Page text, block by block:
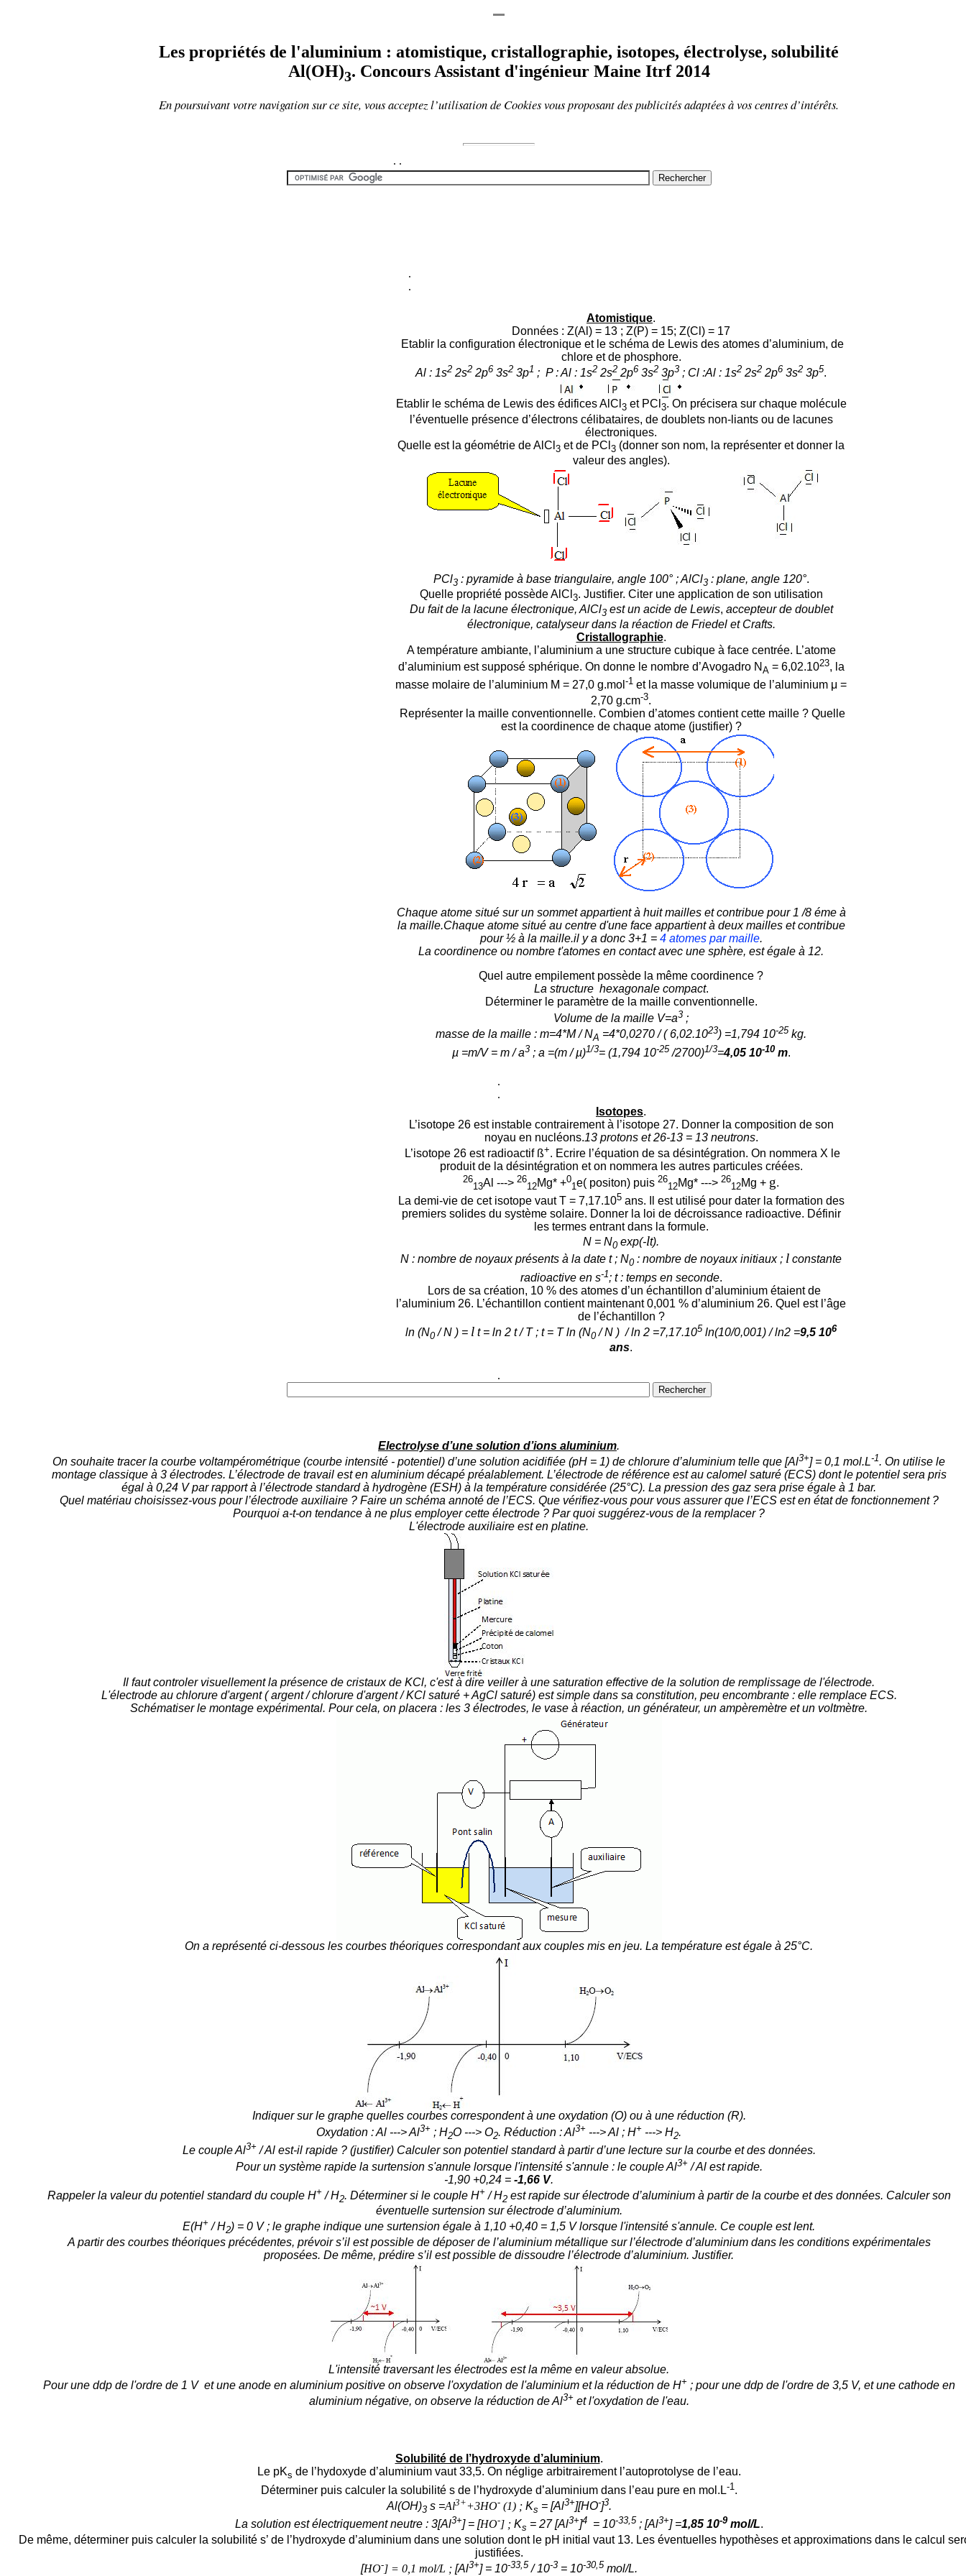
Les propriétés de l'aluminium : atomistique, cristallographie, isotopes, électrolyse, solubilité
Al(OH)3. Concours Assistant d'ingénieur Maine Itrf 2014
En poursuivant votre navigation sur ce site, vous acceptez l’utilisation de Cookiesvous proposantdes publicités adaptées à vos centres d’intérêts.
. .
.
.
Atomistique.
Données : Z(Al) = 13 ; Z(P) = 15; Z(Cl) = 17
Etablir la configuration électronique et le schéma de Lewis des atomes d’aluminium, de
chlore et de phosphore.
Al : 1s2 2s2 2p6 3s2 3p1 ; P :Al : 1s2 2s2 2p6 3s2 3p3 ; Cl :Al : 1s2 2s2 2p6 3s2 3p5.
Etablir le schéma de Lewis des édifices AlCl 3et PCl 3. On précisera sur chaque molécule
l’éventuelle présence d’électrons célibataires, de doublets non-liants ou de lacunes
électroniques.
Quelle est la géométrie de AlCl 3 et de PCl 3 (donner son nom, la représenter et donner la
valeur des angles).
PCl3: pyramide à base triangulaire, angle 100° ; AlCl3: plane, angle 120°.
Quelle propriété possède AlCl 3. Justifier. Citer une application de son utilisation
Du fait de la lacune électronique, AlCl3est un acide de Lewis, accepteur de doublet
électronique, catalyseur dans la réaction de Friedel et Crafts.
Cristallographie.
A température ambiante, l’aluminium a une structure cubique à face centrée. L’atome
d’aluminium est supposé sphérique. On donne le nombre d’Avogadro N A = 6,02.1023, la
masse molaire de l’aluminium M = 27,0 g.mol -1 et la masse volumique de l’aluminium μ =
2,70 g.cm-3.
Représenter la maille conventionnelle. Combien d’atomes contient cette maille ? Quelle
est la coordinence de chaque atome (justifier) ?
Chaque atome situé sur un sommet appartient à huit mailles et contribue pour 1 /8 éme à
la maille.Chaque atome situé au centre d'une face appartient à deux mailles et contribue
pour ½ à la maille.il y a donc 3+1 = 4 atomes par maille.
La coordinence ou nombre t'atomes en contact avec une sphère, est égale à 12.
Quel autre empilement possède la même coordinence ?
La structure hexagonale compact.
Déterminer le paramètre de la maille conventionnelle.
Volume de la maille V=a3 ;
masse de la maille : m=4*M / NA =4*0,0270 / (6,02.1023) =1,794 10-25 kg.
µ =m/V = m / a3; a =(m / µ)1/3= (1,794 10-25/2700)1/3=4,05 10-10m.
.
.
Isotopes.
L’isotope 26 est instable contrairement à l’isotope 27. Donner la composition de son
noyau en nucléons.13 protons et 26-13 = 13 neutrons.
L’isotope 26 est radioactif ß+. Ecrire l’équation de sa désintégration. On nommera X le
produit de la désintégration et on nommera les autres particules créées.
26
13Al ---> 26
12Mg* +0
1 e( positon) puis 26
12Mg* ---> 26
12Mg + g.
La demi-vie de cet isotope vaut T = 7,17.105ans. Il est utilisé pour dater la formation des
premiers solides du système solaire. Donner la loi de décroissance radioactive. Définir
les termes entrant dans la formule.
N = N0exp(-lt).
N : nombre de noyaux présents à la date t ; N0: nombre de noyaux initiaux ; l constante
radioactive en s-1; t : temps en seconde.
Lors de sa création, 10 % des atomes d’un échantillon d’aluminium étaient de
l’aluminium 26. L’échantillon contient maintenant 0,001 % d’aluminium 26. Quel est l’âge
de l’échantillon ?
ln (N0/ N ) = l t = ln 2 t / T ; t = Tln (N0/ N ) / ln 2 =7,17.105 ln(10/0,001) / ln2 =9,5 106
ans.
.
Electrolyse d’une solution d’ions aluminium.
On souhaite tracer la courbe voltampérométrique (courbe intensité - potentiel) d’une solution acidifiée (pH = 1) de chlorure d’aluminium telle que [Al3+] = 0,1 mol.L-1. On utilise le
montage classique à 3 électrodes. L’électrode de travail est en aluminium décapé préalablement. L’électrode de référence est au calomel saturé (ECS) dont le potentiel sera pris
égal à 0,24 V par rapport à l’électrode standard à hydrogène (ESH) à la température considérée (25°C). La pression des gaz sera prise égale à 1 bar.
Quel matériau choisissez-vous pour l’électrode auxiliaire ? Faire un schéma annoté de l’ECS. Que vérifiez-vous pour vous assurer que l’ECS est en état de fonctionnement ?
Pourquoi a-t-on tendance à ne plus employer cette électrode ? Par quoi suggérez-vous de la remplacer ?
L'électrode auxiliaire est en platine.
Il faut controler visuellement la présence de cristaux de KCl, c'est à dire veiller à une saturation effective de la solution de remplissage de l'électrode.
L'électrode au chlorure d'argent ( argent / chlorure d'argent / KCl saturé + AgCl saturé) est simple dans sa constitution, peu encombrante : elle remplace ECS.
Schématiser le montage expérimental. Pour cela, on placera : les 3 électrodes, le vase à réaction, un générateur, un ampèremètre et un voltmètre.
On a représenté ci-dessous les courbes théoriques correspondant aux couples mis en jeu. La température est égale à 25°C.
Indiquer sur le graphe quelles courbes correspondent à une oxydation (O) ou à une réduction (R).
Oxydation : Al ---> Al3+ ; H2O ---> O2. Réduction : Al3+ ---> Al ; H+ ---> H2.
Le couple Al3+/ Al est-il rapide ? (justifier) Calculer son potentiel standard à partir d’une lecture sur la courbe et des données.
Pour un système rapide la surtension s'annule lorsque l'intensité s'annule : le couple Al3+/ Al est rapide.
-1,90 +0,24 = -1,66 V.
Rappeler la valeur du potentiel standard du couple H+/ H2. Déterminer si le couple H+/ H2est rapide sur électrode d’aluminium à partir de la courbe et des données. Calculer son
éventuelle surtension sur électrode d’aluminium.
E(H+ / H2) = 0 V ; le graphe indique une surtension égale à 1,10 +0,40 = 1,5 V lorsque l'intensité s'annule. Ce couple est lent.
A partir des courbes théoriques précédentes, prévoir s’il est possible de déposer de l’aluminium métallique sur l’électrode d’aluminium dans les conditions expérimentales
proposées. De même, prédire s’il est possible de dissoudre l’électrode d’aluminium. Justifier.
L'intensité traversant les électrodes est la même en valeur absolue.
Pour une ddp de l'ordre de 1 V et une anode en aluminium positive on observe l'oxydation de l'aluminium et la réduction de H+; pour une ddp de l'ordre de 3,5 V, et une cathode en
aluminium négative, on observe la réduction de Al3+et l'oxydation de l'eau.
Solubilité de l’hydroxyde d’aluminium.
Le pKs de l’hydoxyde d’aluminium vaut 33,5. On néglige arbitrairement l’autoprotolyse de l’eau.
Déterminer puis calculer la solubilité s de l’hydroxyde d’aluminium dans l’eau pure en mol.L-1.
Al(OH)3s =Al3++3HO-(1) ;Ks = [Al3+][HO-]3.
La solution est électriquement neutre : 3[Al3+] = [HO-] ; Ks = 27 [Al3+]4= 10-33,5; [Al3+] =1,85 10-9mol/L.
De même, déterminer puis calculer la solubilité s’ de l’hydroxyde d’aluminium dans une solution dont le pH initial vaut 13. Les éventuelles hypothèses et approximations dans le calcul
justifiées.
[HO-] = 0,1 mol/L ; [Al3+] = 10-33,5/ 10-3= 10-30,5mol/L.